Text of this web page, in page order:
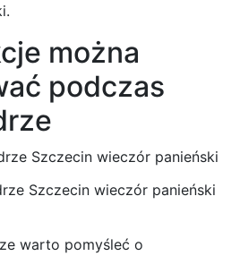
można
podczas
Szczecin wieczór panieński
warto pomyśleć o